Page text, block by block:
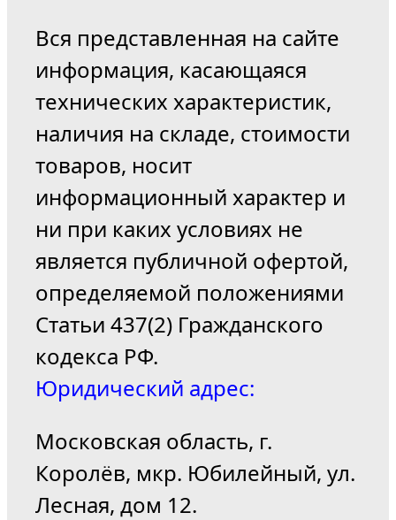
Вся представленная на сайте
информация, касающаяся
технических характеристик,
наличия на складе, стоимости
товаров, носит
информационный характер и
ни при каких условиях не
является публичной офертой,
определяемой положениями
Статьи 437(2) Гражданского
кодекса РФ.
Юридический адрес:
Московская область, г.
Королёв, мкр. Юбилейный, ул.
Лесная, дом 12.